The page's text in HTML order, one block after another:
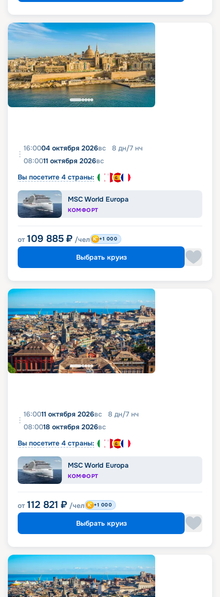
16:0004 октября 2026вс 8 дн/7 нч
08:0011 октября 2026вс
Вы посетите 4 страны:
MSC World Europa
КОМФОРТ
от 109 885 ₽ /чел +1 000
Выбрать круиз
16:0011 октября 2026вс 8 дн/7 нч
08:0018 октября 2026вс
Вы посетите 4 страны:
MSC World Europa
КОМФОРТ
от 112 821 ₽ /чел +1 000
Выбрать круиз